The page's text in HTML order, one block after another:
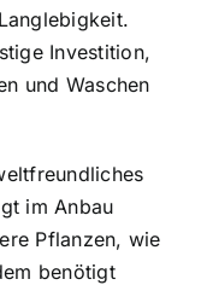
Investition,
und Waschen
im Anbau
Pflanzen, wie
benötigt